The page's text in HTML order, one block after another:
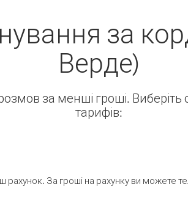
за
Верде)
за менші гроші.
тарифів:
За гроші на рахунку ви можете